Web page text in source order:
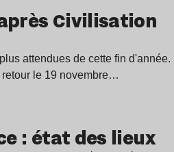
Civilisation
attendues de cette fin d'année.
retour le 19 novembre…
: état des lieux